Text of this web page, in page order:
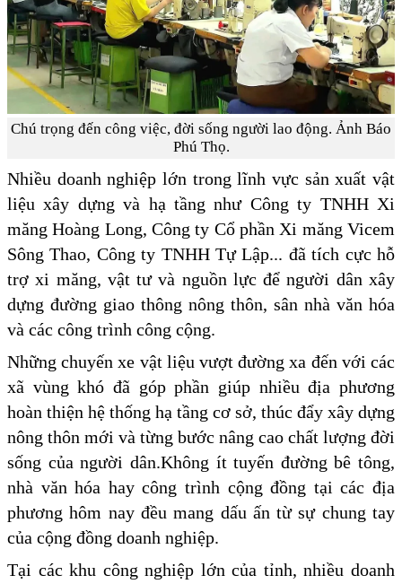
Chú trọng đến công việc, đời sống người lao động. Ảnh Báo
Phú Thọ.
Nhiều doanh nghiệp lớn trong lĩnh vực sản xuất vật
liệu xây dựng và hạ tầng như Công ty TNHH Xi
măng Hoàng Long, Công ty Cổ phần Xi măng Vicem
Sông Thao, Công ty TNHH Tự Lập... đã tích cực hỗ
trợ xi măng, vật tư và nguồn lực để người dân xây
dựng đường giao thông nông thôn, sân nhà văn hóa
và các công trình công cộng.
Những chuyến xe vật liệu vượt đường xa đến với các
xã vùng khó đã góp phần giúp nhiều địa phương
hoàn thiện hệ thống hạ tầng cơ sở, thúc đẩy xây dựng
nông thôn mới và từng bước nâng cao chất lượng đời
sống của người dân.Không ít tuyến đường bê tông,
nhà văn hóa hay công trình cộng đồng tại các địa
phương hôm nay đều mang dấu ấn từ sự chung tay
của cộng đồng doanh nghiệp.
Tại các khu công nghiệp lớn của tỉnh, nhiều doanh